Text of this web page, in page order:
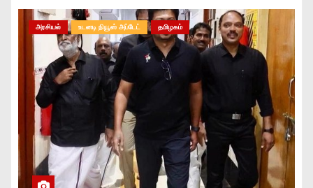
அரசியல் உடனடி நியூஸ் அப்டேட் தமிழகம்